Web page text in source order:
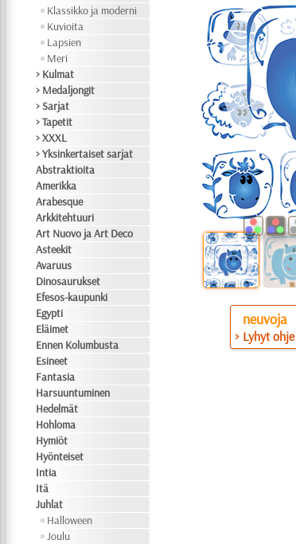
Klassikko ja moderni
Kuvioita
Lapsien
Meri
> Kulmat
> Medaljongit
> Sarjat
> Tapetit
> XXXL
> Yksinkertaiset sarjat
Abstraktioita
Amerikka
Arabesque
Arkkitehtuuri
Art Nuovo ja Art Deco
Asteekit
Avaruus
Dinosaurukset
Efesos-kaupunki
Egypti
Eläimet
Ennen Kolumbusta
Esineet
Fantasia
Harsuuntuminen
Hedelmät
Hohloma
Hymiöt
Hyönteiset
Intia
Itä
Juhlat
Halloween
Joulu
neuvoja
> Lyhyt ohje